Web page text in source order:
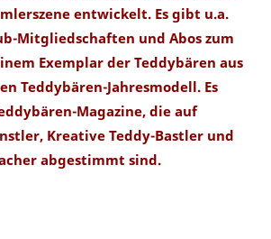
entwickelt. Es gibt u.a.
Mitgliedschaften und Abos zum
Exemplar der Teddybären aus
Teddybären-Jahresmodell. Es
Magazine, die auf
Kreative Teddy-Bastler und
abgestimmt sind.